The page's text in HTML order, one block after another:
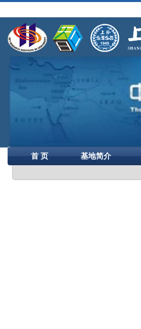
首 页 基地简介